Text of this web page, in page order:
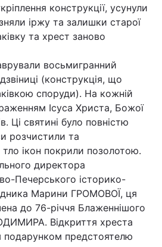
конструкції, усунули
іржу та залишки старої
та хрест заново
восьмигранний
(конструкція, що
споруди). На кожній
Ісуса Христа, Божої
Ці святині було повністю
розчистили та
тло ікон покрили позолотою.
директора
Печерського історико-
Марини ГРОМОВОЇ, ця
до 76-річчя Блаженнішого
Відкриття хреста
подарунком предстоятелю